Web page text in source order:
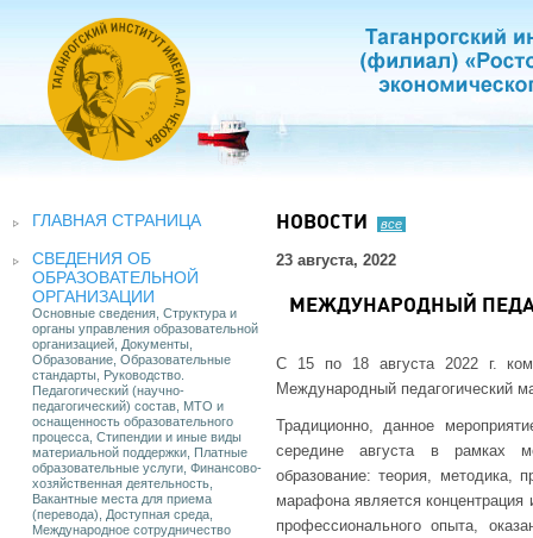
ГЛАВНАЯ СТРАНИЦА
СВЕДЕНИЯ ОБ
ОБРАЗОВАТЕЛЬНОЙ
ОРГАНИЗАЦИИ
Основные сведения, Структура и
органы управления образовательной
организацией, Документы,
Образование, Образовательные
стандарты, Руководство.
Педагогический (научно-
педагогический) состав, МТО и
оснащенность образовательного
процесса, Стипендии и иные виды
материальной поддержки, Платные
образовательные услуги, Финансово-
хозяйственная деятельность,
Вакантные места для приема
(перевода), Доступная среда,
Международное сотрудничество
НОВОСТИ все
23 августа, 2022
МЕЖДУНАРОДНЫЙ
С 15 по 18 августа 2022 г.
Международный педагогический
Традиционно, данное
середине августа в рамках
образование: теория, методика,
марафона является концентрация
профессионального опыта,